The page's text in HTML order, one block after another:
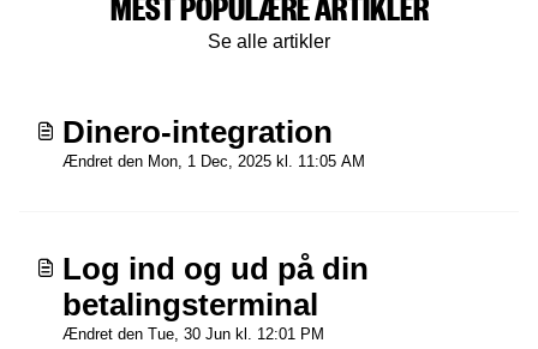
Se alle artikler
Dinero-integration
Ændret den Mon, 1 Dec, 2025 kl. 11:05 AM
Log ind og ud på din
betalingsterminal
Ændret den Tue, 30 Jun kl. 12:01 PM